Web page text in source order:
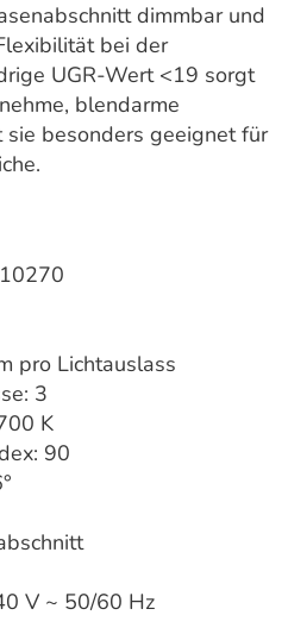
dimmbar und
bei der
UGR-Wert <19 sorgt
blendarme
besonders geeignet für
pro Lichtauslass
3
K
90
V ~ 50/60 Hz